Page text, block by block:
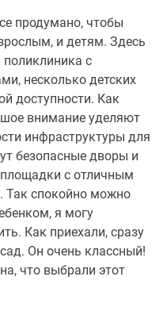
продумано, чтобы
и детям. Здесь
поликлиника с
несколько детских
доступности. Как
внимание уделяют
инфраструктуры для
безопасные дворы и
с отличным
спокойно можно
я могу
Как приехали, сразу
Он очень классный!
что выбрали этот